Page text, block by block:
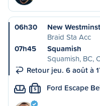
06h30
New
Braid Sta Acc
07h45
Squamish
Squamish, BC,
Retour jeu. 6 août à
S Ford Escape